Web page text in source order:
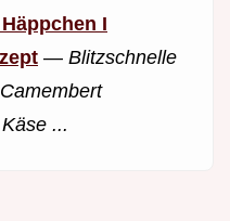
I
— Blitzschnelle
...